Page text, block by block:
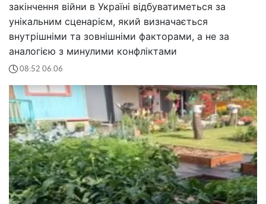
закінчення війни в Україні відбуватиметься за
унікальним сценарієм, який визначається
внутрішніми та зовнішніми факторами, а не за
аналогією з минулими конфліктами
08:52 06.06